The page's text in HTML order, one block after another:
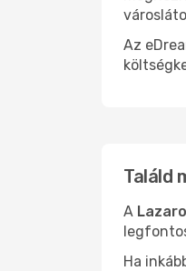
Az
Találd
A
Ha